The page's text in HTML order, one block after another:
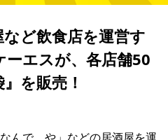
など飲食店を運営す
ーエスが、各店舗50
を販売！